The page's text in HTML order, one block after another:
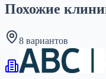
Похожие
8 вариантов